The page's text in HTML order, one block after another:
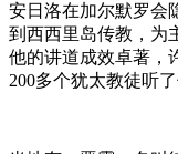
安日洛在加尔默罗会
到西西里岛传教，为
他的讲道成效卓著，
200多个犹太教徒听